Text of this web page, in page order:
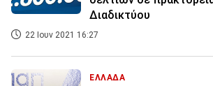
Διαδικτύου
22 Ιουν 2021 16:27
ΕΛΛΑΔΑ